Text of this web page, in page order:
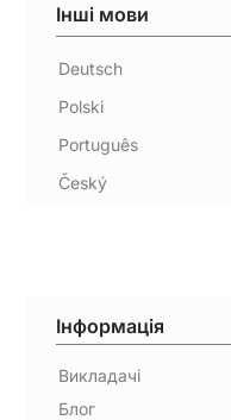
Інші мови
Deutsch
Polski
Português
Český
Інформація
Викладачі
Блог